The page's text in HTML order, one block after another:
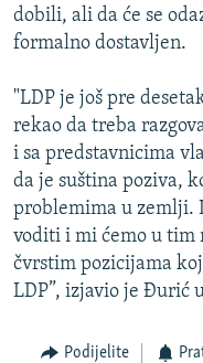
TV LIBERTY
MOJA EVROPA
TRI DECENIJE OD RATA U
SVE KARTE DEJTONA
NASTANAK I RASPAD
Sve RFE/RL stranice
dobili, ali da će se
formalno dostavljen.
"LDP je još pre
rekao da treba
i sa predstavnicima
da je suština poziva,
problemima u zemlji.
voditi i mi ćemo u tim
čvrstim pozicijama
LDP”, izjavio je Đurić
Podijelite